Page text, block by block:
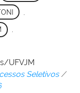
,
UFVJM
Seletivos /